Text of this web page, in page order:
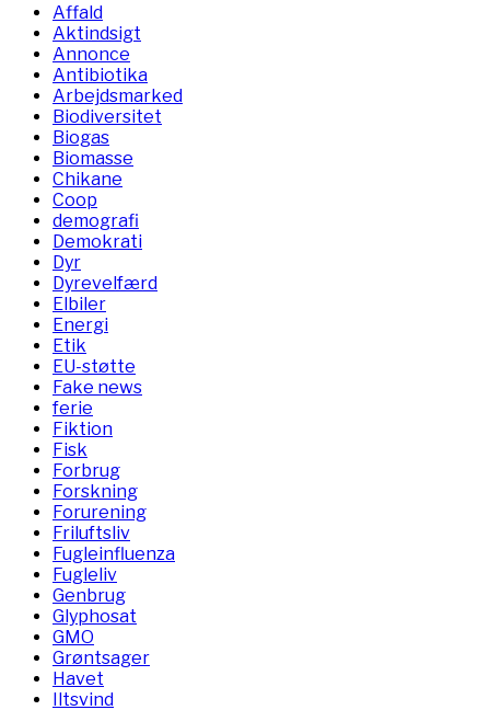
Affald
Aktindsigt
Annonce
Antibiotika
Arbejdsmarked
Biodiversitet
Biogas
Biomasse
Chikane
Coop
demografi
Demokrati
Dyr
Dyrevelfærd
Elbiler
Energi
Etik
EU-støtte
Fake news
ferie
Fiktion
Fisk
Forbrug
Forskning
Forurening
Friluftsliv
Fugleinfluenza
Fugleliv
Genbrug
Glyphosat
GMO
Grøntsager
Havet
Iltsvind